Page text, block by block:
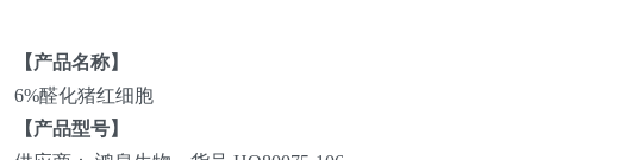
【产品名称】
6%醛化猪红细胞
【产品型号】